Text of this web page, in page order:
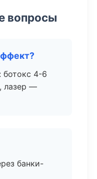
вопросы
ботокс 4-6
лазер —
банки-